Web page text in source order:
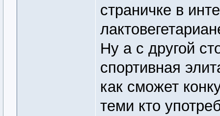
страничке в
Ну а с другой
спортивная
как сможет
теми кто